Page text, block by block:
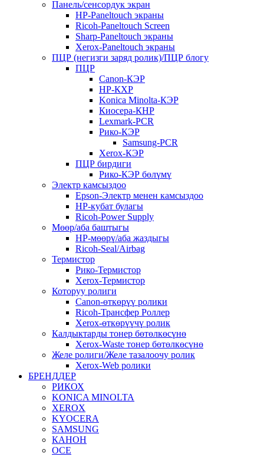
Панель/сенсордук экран
HP-Paneltouch экраны
Ricoh-Paneltouch Screen
Sharp-Paneltouch экраны
Xerox-Paneltouch экраны
ПЦР (негизги заряд ролик)/ПЦР блогу
ПЦР
Canon-КЭР
HP-КХР
Konica Minolta-КЭР
Киосера-КНР
Lexmark-PCR
Рико-КЭР
Samsung-PCR
Xerox-КЭР
ПЦР бирдиги
Рико-КЭР бөлүмү
Электр камсыздоо
Epson-Электр менен камсыздоо
HP-кубат булагы
Ricoh-Power Supply
Мөөр/аба баштыгы
HP-мөөрү/аба жаздыгы
Ricoh-Seal/Airbag
Термистор
Рико-Термистор
Xerox-Термистор
Которуу ролиги
Canon-өткөрүү ролики
Ricoh-Трансфер Роллер
Xerox-өткөрүүчү ролик
Калдыктарды тонер бөтөлкөсүнө
Xerox-Waste тонер бөтөлкөсүнө
Желе ролиги/Желе тазалоочу ролик
Xerox-Web ролики
БРЕНДДЕР
РИКОХ
KONICA MINOLTA
XEROX
KYOCERA
SAMSUNG
КАНОН
OCE